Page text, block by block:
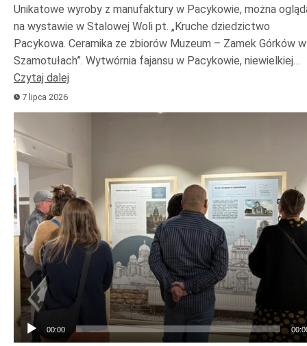
Unikatowe wyroby z manufaktury w Pacykowie, można
na wystawie w Stalowej Woli pt. „Kruche dziedzictwo
Pacykowa. Ceramika ze zbiorów Muzeum – Zamek Górków w
Szamotułach”. Wytwórnia fajansu w Pacykowie, niewielkiej…
Czytaj dalej
7 lipca 2026
Odtwarzacz
plików
dźwiękowych
00:00